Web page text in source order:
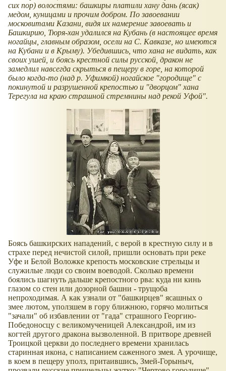
сих пор) волостями: башкиры платили хану дань (ясак)
медом, куницами и прочим добром. По завоевании
московитами Казани, видя их намерение завоевать и
Башкирию, Тюря-хан удалился на Кубань (в настоящее время
ногайцы, главным образом, осели на С. Кавказе, но имеются
на Кубани и в Крыму). Убедившись, что хана не видать, как
своих ушей, и боясь крестной силы русской, дракон не
замедлил навсегда скрыться в пещеру в горе, на которой
было когда-то (над р. Уфимкой) ногайское "городище" с
покинутой и разрушенной крепостью и "дворцом" хана
Терегула на краю страшной стремнины над рекой Уфой".
Боясь башкирских нападений, с верой в крестную силу и в
страхе перед нечистой силой, пришли основать при реке
Уфе и Белой Воложке крепость московские стрельцы и
служилые люди со своим воеводой. Сколько времени
боялись шагнуть дальше крепостного рва: куда ни кинь
глазом со стен или дозорной башни - трущоба
непроходимая. А как узнали от "башкирцев" ясашных о
змее лютом, уползшем в гору ближнюю, горячо молиться
"зачали" об избавлении от "гада" страшного Георгию-
Победоносцу с великомученицей Александрой, им из
когтей другого дракона вызволенной. В притворе древней
Троицкой церкви до последнего времени хранилась
старинная икона, с написанием саженного змея. А урочище,
в коем в пещеру уполз, притаившись, Змей-Горыныч,